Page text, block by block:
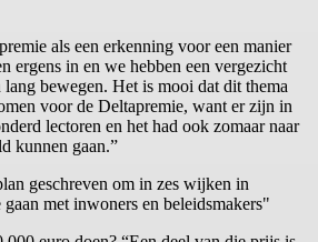
als een erkenning voor een manier
ergens in en we hebben een vergezicht
bewegen. Het is mooi dat dit thema
voor de Deltapremie, want er zijn in
lectoren en het had ook zomaar naar
kunnen gaan.”
geschreven om in zes wijken in
met inwoners en beleidsmakers"